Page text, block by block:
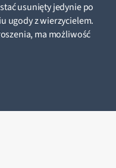
usunięty jedynie po
ugody z wierzycielem.
ma możliwość